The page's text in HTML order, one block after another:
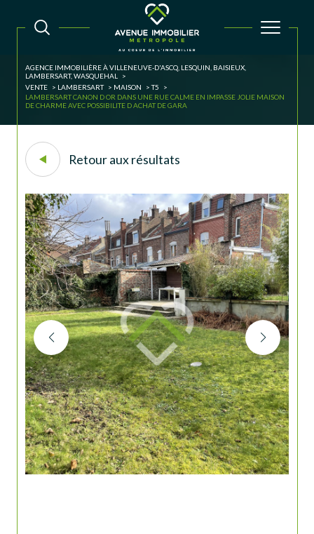
AGENCE IMMOBILIÈRE À VILLENEUVE-D'ASCQ, LESQUIN, BAISIEUX,
LAMBERSART, WASQUEHAL
VENTE
LAMBERSART MAISON
T5
LAMBERSART CANON D OR DANS UNE RUE CALME EN IMPASSE JOLIE MAISON
DE CHARME AVEC POSSIBILITE D ACHAT DE GARA
Retour aux résultats